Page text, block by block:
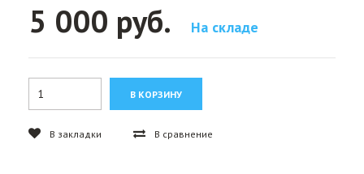
5 000 руб. На складе
В закладки В сравнение